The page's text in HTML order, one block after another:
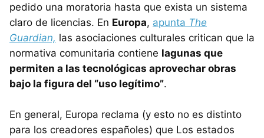
pedido una moratoria hasta que exista un sistema
claro de licencias. En Europa, apunta The
Guardian, las asociaciones culturales critican que la
normativa comunitaria contiene lagunas que
permiten a las tecnológicas aprovechar obras
bajo la figura del “uso legítimo”.
En general, Europa reclama (y esto no es distinto
para los creadores españoles) que Los estados